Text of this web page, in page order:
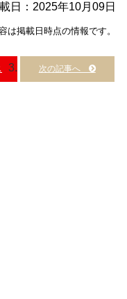
日：2025年10月09日
は掲載日時点の情報です。